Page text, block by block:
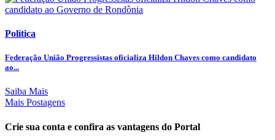
Política
Federação União Progressistas oficializa Hildon Chaves como candidato
ao...
Saiba Mais
Mais Postagens
Crie sua conta e confira as vantagens do Portal